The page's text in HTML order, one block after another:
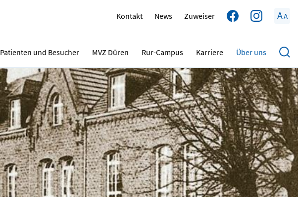
Kontakt News Zuweiser AA
Patienten und Besucher MVZ Düren Rur-Campus Karriere Über uns